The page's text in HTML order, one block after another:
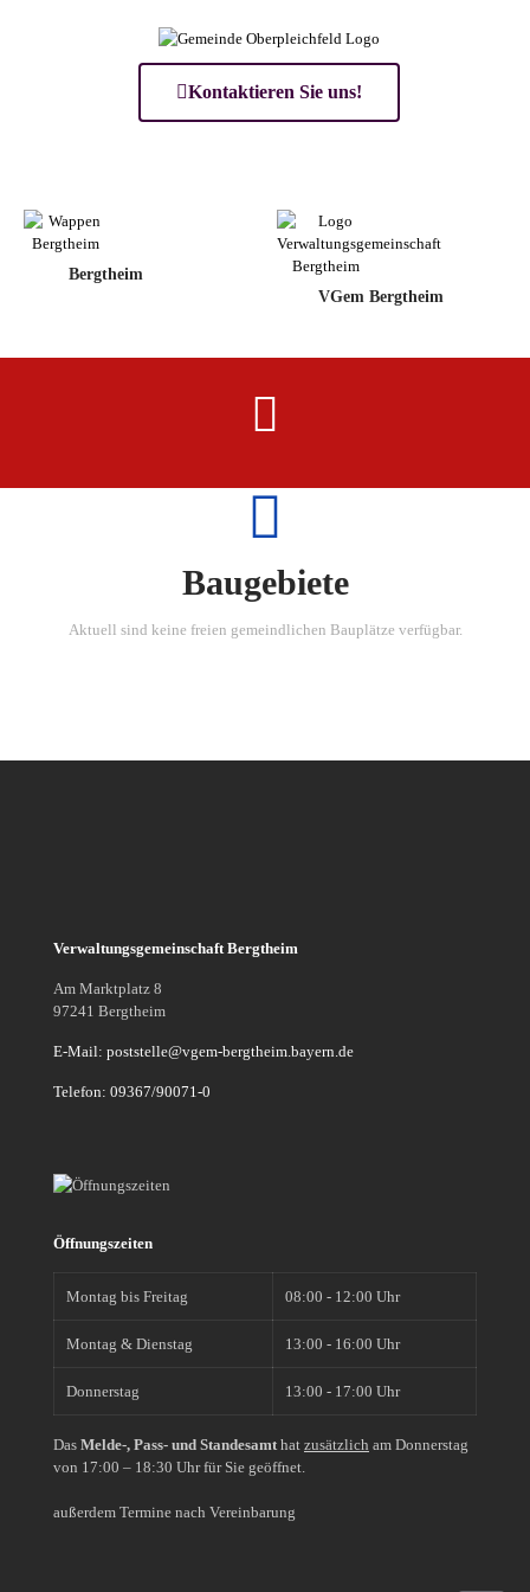
Kontaktieren Sie uns!
Bergtheim
VGem Bergtheim
Baugebiete
Aktuell sind keine freien gemeindlichen Bauplätze verfügbar.
Verwaltungsgemeinschaft Bergtheim
Am Marktplatz 8
97241 Bergtheim
E-Mail: poststelle@vgem-bergtheim.bayern.de
Telefon: 09367/90071-0
Öffnungszeiten
Montag bis Freitag 08:00 - 12:00 Uhr
Montag & Dienstag 13:00 - 16:00 Uhr
Donnerstag 13:00 - 17:00 Uhr
Das Melde-, Pass- und Standesamthat zusätzlich am Donnerstag
von 17:00 – 18:30 Uhr für Sie geöffnet.
außerdem Termine nach Vereinbarung